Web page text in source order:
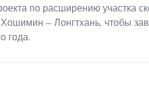
по расширению участка
— Лонгтхань, чтобы
года.